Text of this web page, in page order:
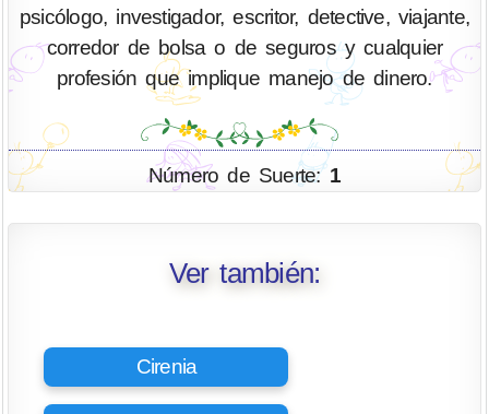
psicólogo, investigador, escritor, detective, viajante,
corredor de bolsa o de seguros y cualquier
profesión que implique manejo de dinero.
Número de Suerte: 1
Ver también:
Cirenia